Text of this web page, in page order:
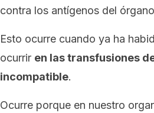
contra los antígenos del
Esto ocurre cuando ya ha
ocurrir en las transfusiones
incompatible.
Ocurre porque en nuestro